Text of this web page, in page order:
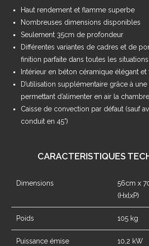
Haut rendement et flamme superbe
Nombreuses dimensions disponibles
Seulement 35cm de profondeur
Différentes variantes de cadres et de
finition parfaite dans toutes les situations
Intérieur en béton céramique élégant
D’utilisation supplémentaire grâce à
permettant d’alimenter en air la
Caisse de convection par défaut (sauf
conduit en 45°)
CARACTERISTIQUES
Dimensions
56cm x
(HxlxP)
Poids 105 kg
Puissance émise 10,2 kW